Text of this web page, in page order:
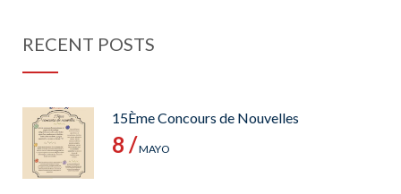
RECENT POSTS
15Ème Concours de Nouvelles
8 /MAYO